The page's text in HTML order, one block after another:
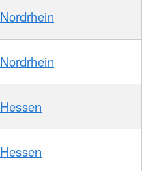
Nordrhein
Nordrhein
Hessen
Hessen